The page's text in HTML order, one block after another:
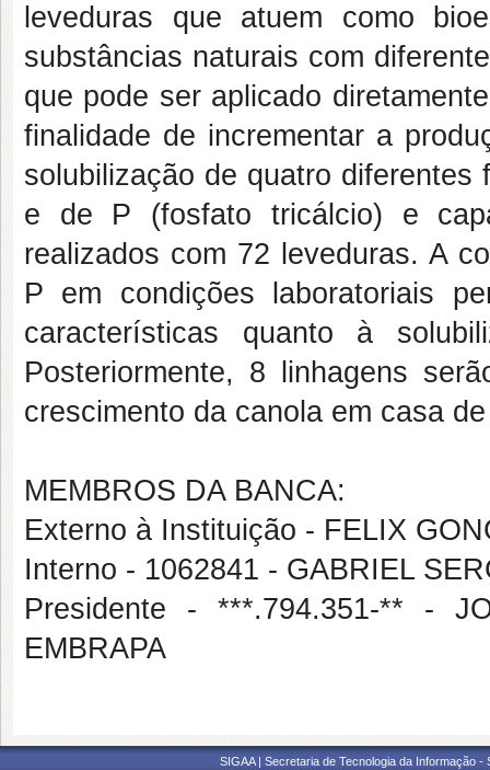
leveduras que atuem como
substâncias naturais com
que pode ser aplicado
finalidade de incrementar a
solubilização de quatro
e de P (fosfato tricálcio) e
realizados com 72 leveduras. A
P em condições laboratoriais
características quanto à
Posteriormente, 8 linhagens
crescimento da canola em casa
MEMBROS DA BANCA:
Externo à Instituição - FELIX
Interno - 1062841 - GABRIEL
Presidente - ***.794.351-** -
EMBRAPA
SIGAA | Secretaria de Tecnologia da Informação